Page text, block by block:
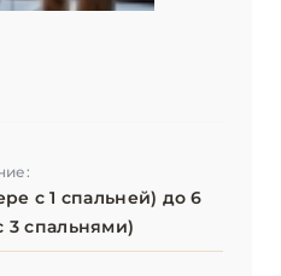
с 1 спальней) до 6
3 спальнями)